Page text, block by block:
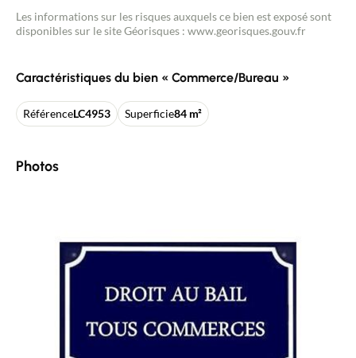
Les informations sur les risques auxquels ce bien est exposé sont
disponibles sur le site Géorisques : www.georisques.gouv.fr
Caractéristiques du bien « Commerce/Bureau »
RéférenceLC4953 Superficie84 m²
Photos